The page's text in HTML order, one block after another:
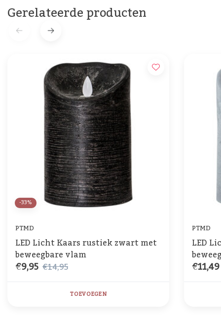
Gerelateerde producten
-33%
PTMD
LED Licht Kaars rustiek zwart met
beweegbare vlam
€9,95 €14,95
TOEVOEGEN
PTMD
LED
€11,49